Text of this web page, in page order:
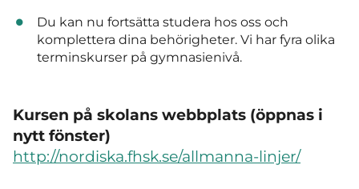
Du kan nu fortsätta studera hos oss och
komplettera dina behörigheter. Vi har fyra olika
terminskurser på gymnasienivå.
Kursen på skolans webbplats (öppnas i
nytt fönster)
http://nordiska.fhsk.se/allmanna-linjer/